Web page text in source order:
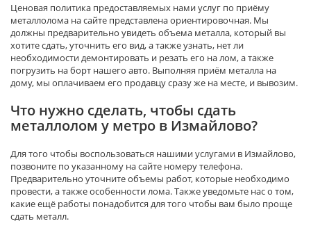
Ценовая политика предоставляемых нами услуг по приёму
металлолома на сайте представлена ориентировочная. Мы
должны предварительно увидеть объема металла, который вы
хотите сдать, уточнить его вид, а также узнать, нет ли
необходимости демонтировать и резать его на лом, а также
погрузить на борт нашего авто. Выполняя приём металла на
дому, мы оплачиваем его продавцу сразу же на месте, и вывозим.
Что нужно сделать, чтобы сдать
металлолом у метро в Измайлово?
Для того чтобы воспользоваться нашими услугами в Измайлово,
позвоните по указанному на сайте номеру телефона.
Предварительно уточните объемы работ, которые необходимо
провести, а также особенности лома. Также уведомьте нас о том,
какие ещё работы понадобится для того чтобы вам было проще
сдать металл.